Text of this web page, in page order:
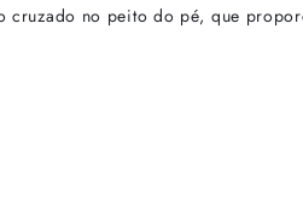
cruzado no peito do pé, que